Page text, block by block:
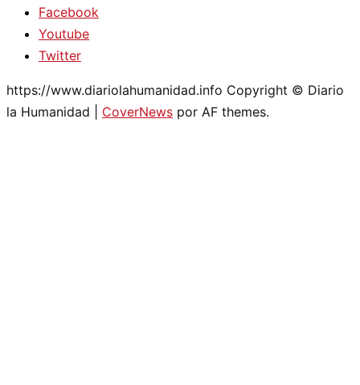
Facebook
Youtube
Twitter
https://www.diariolahumanidad.info Copyright © Diario
la Humanidad
CoverNews por AF themes.